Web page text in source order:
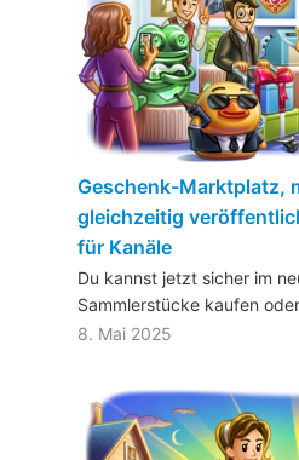
Geschenk-Marktplatz,
gleichzeitig
für Kanäle
Du kannst jetzt sicher im
Sammlerstücke kaufen
8. Mai 2025